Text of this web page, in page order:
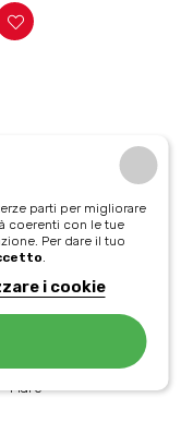
Mare
parti per migliorare
coerenti con le tue
Per dare il tuo
i cookie